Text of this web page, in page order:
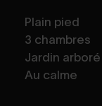
Plain pied
3 chambres
Jardin arboré
Au calme